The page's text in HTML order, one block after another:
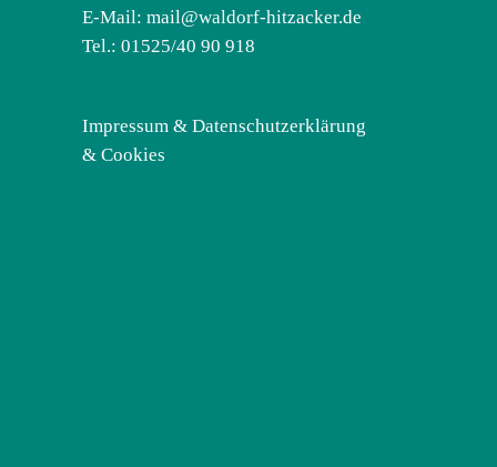
E-Mail: mail@waldorf-hitzacker.de
Tel.: 01525/40 90 918
Impressum & Datenschutzerklärung
& Cookies